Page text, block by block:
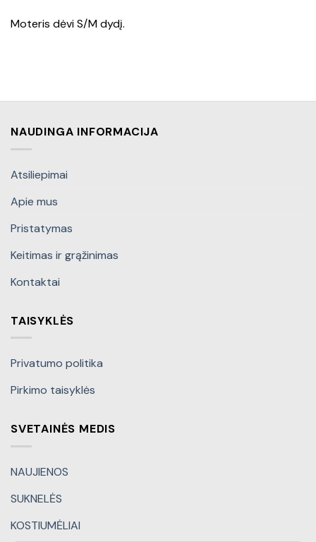
Moteris dėvi S/M dydį.
NAUDINGA INFORMACIJA
Atsiliepimai
Apie mus
Pristatymas
Keitimas ir grąžinimas
Kontaktai
TAISYKLĖS
Privatumo politika
Pirkimo taisyklės
SVETAINĖS MEDIS
NAUJIENOS
SUKNELĖS
KOSTIUMĖLIAI